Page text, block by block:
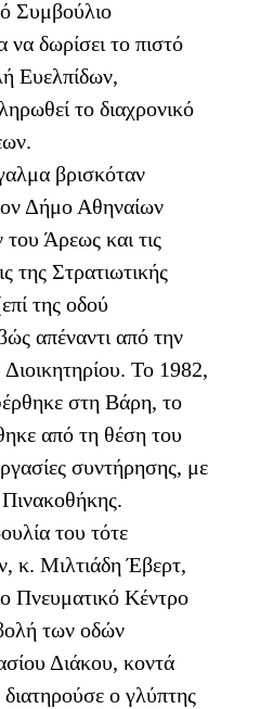
Συμβούλιο
δωρίσει το πιστό
Ευελπίδων,
το διαχρονικό
βρισκόταν
Δήμο Αθηναίων
Άρεως και τις
της Στρατιωτικής
της οδού
απέναντι από την
Διοικητηρίου. Το 1982,
στη Βάρη, το
από τη θέση του
συντήρησης, με
του τότε
κ. Μιλτιάδη Έβερτ,
Πνευματικό Κέντρο
των οδών
Διάκου, κοντά
ο γλύπτης